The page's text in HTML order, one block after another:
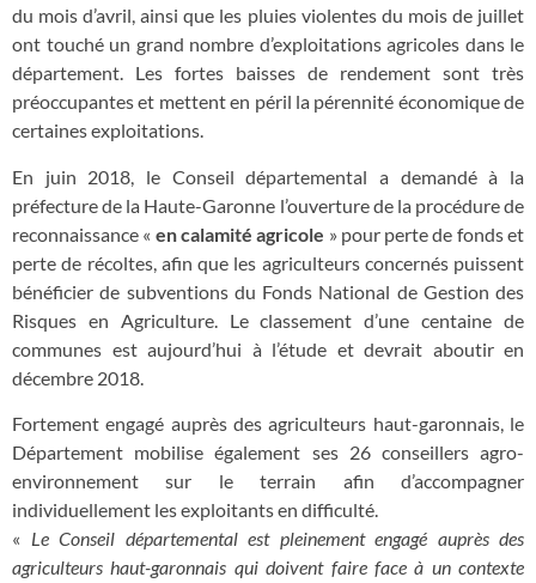
du mois d’avril, ainsi que les pluies violentes du mois de juillet
ont touché un grand nombre d’exploitations agricoles dans le
département. Les fortes baisses de rendement sont très
préoccupantes et mettent en péril la pérennité économique de
certaines exploitations.
En juin 2018, le Conseil départemental a demandé à la
préfecture de la Haute-Garonne l’ouverture de la procédure de
reconnaissance « en calamité agricole » pour perte de fonds et
perte de récoltes, afin que les agriculteurs concernés puissent
bénéficier de subventions du Fonds National de Gestion des
Risques en Agriculture. Le classement d’une centaine de
communes est aujourd’hui à l’étude et devrait aboutir en
décembre 2018.
Fortement engagé auprès des agriculteurs haut-garonnais, le
Département mobilise également ses 26 conseillers agro-
environnement sur le terrain afin d’accompagner
individuellement les exploitants en difficulté.
« Le Conseil départemental est pleinement engagé auprès des
agriculteurs haut-garonnais qui doivent faire face à un contexte